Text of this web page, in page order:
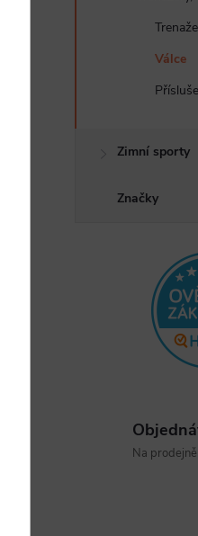
Válce
Zimní sporty
Značky
Na